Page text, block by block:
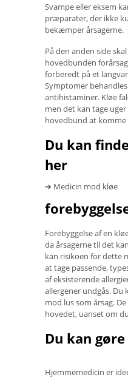
Svampe eller eksem
præparater, der ikke
bekæmper årsagerne.
På den anden side
hovedbunden
forberedt på et
Symptomer
antihistaminer. Kløe
men det kan tage
hovedbund at
Du kan
her
➔ Medicin mod kløe
Forebyggelse af en
da årsagerne til det
kan risikoen for dette
at tage passende,
af eksisterende
allergener undgås. Du
mod lus som årsag.
hovedet, uanset om
Du kan
Hjemmemedicin er